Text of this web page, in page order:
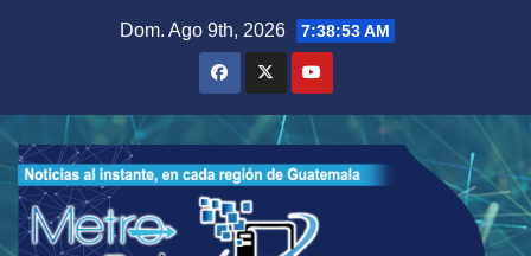
Dom. Ago 9th, 2026 7:38:54 AM